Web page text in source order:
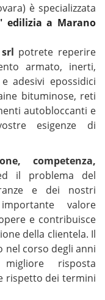
è specializzata
edilizia a Marano
potrete reperire
armato, inerti,
adesivi epossidici
bituminose, reti
autobloccanti e
esigenze di
competenza,
il problema del
e dei nostri
valore
e contribuisce
della clientela. Il
nel corso degli anni
risposta
rispetto dei termini